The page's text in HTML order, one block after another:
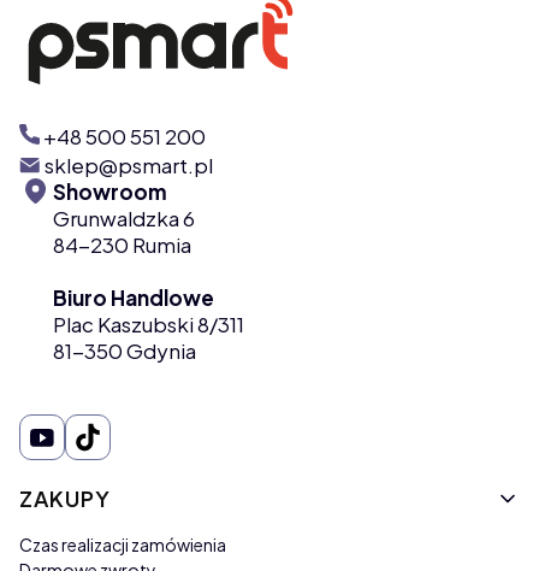
+48 500 551 200
sklep@psmart.pl
Showroom
Grunwaldzka 6
84-230 Rumia
Biuro Handlowe
Plac Kaszubski 8/311
81-350 Gdynia
Linki w stopce
ZAKUPY
Czas realizacji zamówienia